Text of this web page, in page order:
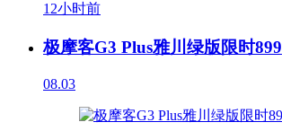
12小时前
极摩客G3 Plus雅川绿版限时899
08.03